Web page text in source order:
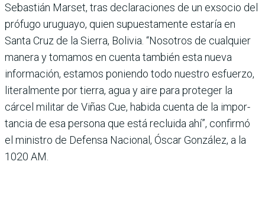
Sebastián Marset, tras declaraciones de un exsocio del
prófugo uruguayo, quien supuestamente estaría en
Santa Cruz de la Sierra, Boli­via. “Nosotros de cualquier
manera y tomamos en cuenta también esta nueva
informa­ción, estamos poniendo todo nuestro esfuerzo,
literalmente por tierra, agua y aire para pro­teger la
cárcel militar de Viñas Cue, habida cuenta de la impor­
tancia de esa persona que está recluida ahí”, confirmó
el ministro de Defensa Nacional, Óscar González, a la
1020 AM.